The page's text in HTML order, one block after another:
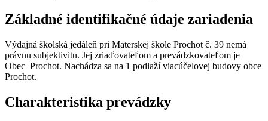
Základné identifikačné údaje zariadenia
Výdajná školská jedáleň pri Materskej škole Prochot č. 39 nemá
právnu subjektivitu. Jej zriaďovateľom a prevádzkovateľom je
Obec Prochot. Nachádza sa na 1 podlaží viacúčelovej budovy obce
Prochot.
Charakteristika prevádzky